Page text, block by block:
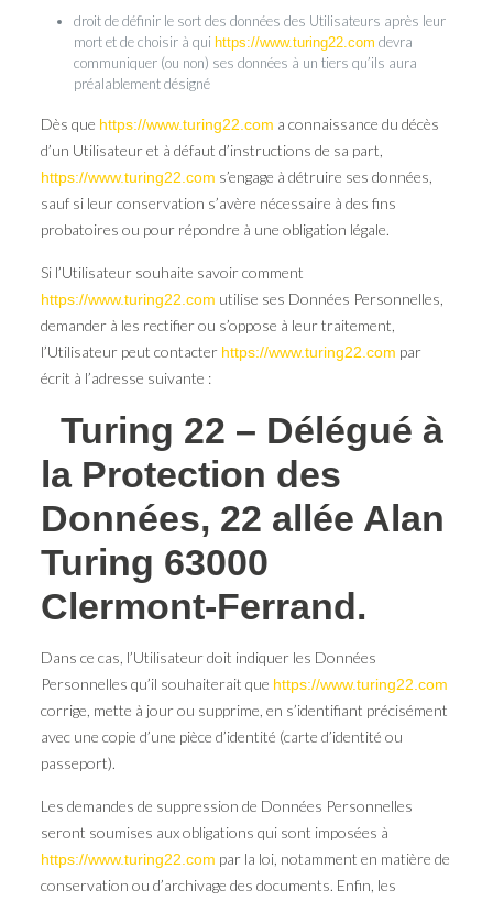
droit de définir le sort des données des Utilisateurs après leur
mort et de choisir à qui https://www.turing22.com devra
communiquer (ou non) ses données à un tiers qu’ils aura
préalablement désigné
Dès que https://www.turing22.com a connaissance du décès
d’un Utilisateur et à défaut d’instructions de sa part,
https://www.turing22.com s’engage à détruire ses données,
sauf si leur conservation s’avère nécessaire à des fins
probatoires ou pour répondre à une obligation légale.
Si l’Utilisateur souhaite savoir comment
https://www.turing22.com utilise ses Données Personnelles,
demander à les rectifier ou s’oppose à leur traitement,
l’Utilisateur peut contacter https://www.turing22.com par
écrit à l’adresse suivante :
Turing 22 – Délégué à
la Protection des
Données, 22 allée Alan
Turing 63000
Clermont-Ferrand.
Dans ce cas, l’Utilisateur doit indiquer les Données
Personnelles qu’il souhaiterait que https://www.turing22.com
corrige, mette à jour ou supprime, en s’identifiant précisément
avec une copie d’une pièce d’identité (carte d’identité ou
passeport).
Les demandes de suppression de Données Personnelles
seront soumises aux obligations qui sont imposées à
https://www.turing22.com par la loi, notamment en matière de
conservation ou d’archivage des documents. Enfin, les